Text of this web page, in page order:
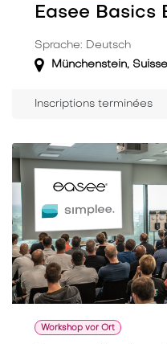
Easee Basics
Sprache: Deutsch
Münchenstein, Suisse
Inscriptions terminées
Workshop vor Ort